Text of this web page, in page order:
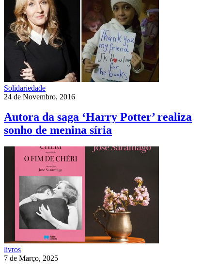
Solidariedade
24 de Novembro, 2016
Autora da saga ‘Harry Potter’ realiza
sonho de menina síria
livros
7 de Março, 2025